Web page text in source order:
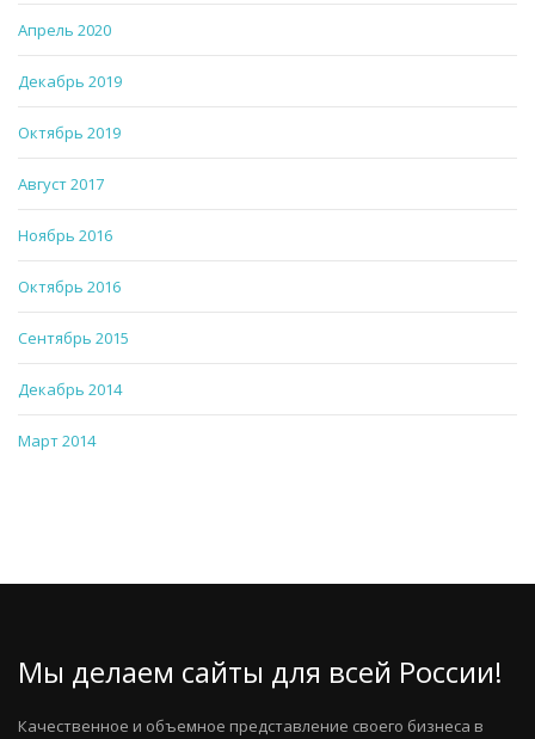
Апрель 2020
Декабрь 2019
Октябрь 2019
Август 2017
Ноябрь 2016
Октябрь 2016
Сентябрь 2015
Декабрь 2014
Март 2014
Мы делаем сайты для всей России!
Качественное и объемное представление своего бизнеса в